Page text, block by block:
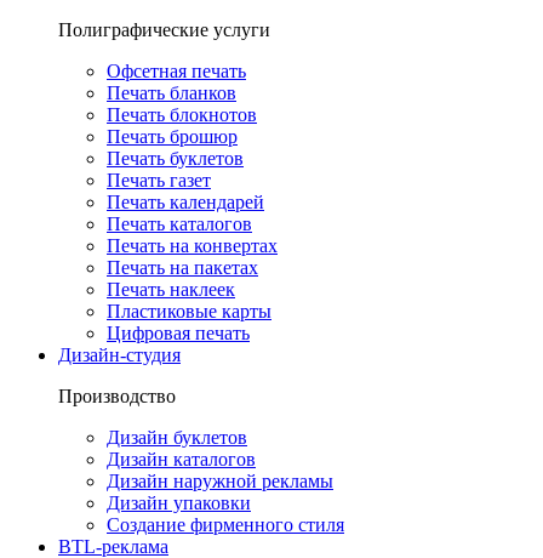
Полиграфические услуги
Офсетная печать
Печать бланков
Печать блокнотов
Печать брошюр
Печать буклетов
Печать газет
Печать календарей
Печать каталогов
Печать на конвертах
Печать на пакетах
Печать наклеек
Пластиковые карты
Цифровая печать
Дизайн-студия
Производство
Дизайн буклетов
Дизайн каталогов
Дизайн наружной рекламы
Дизайн упаковки
Создание фирменного стиля
BTL-реклама